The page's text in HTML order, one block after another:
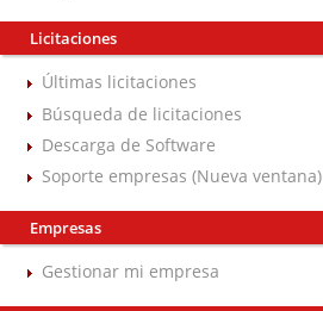
Licitaciones
Últimas licitaciones
Búsqueda de licitaciones
Descarga de Software
Soporte empresas (Nueva ventana)
Empresas
Gestionar mi empresa